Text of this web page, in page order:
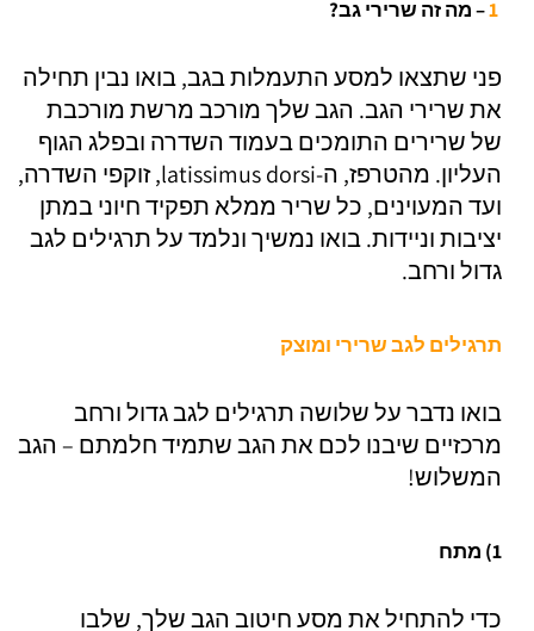
– מה זה שרירי גב?
פני שתצאו למסע התעמלות בגב, בואו נבין תחילה
את שרירי הגב. הגב שלך מורכב מרשת מורכבת
של שרירים התומכים בעמוד השדרה ובפלג הגוף
העליון. מהטרפז, ה-latissimus dorsi, זוקפי השדרה,
ועד המעוינים, כל שריר ממלא תפקיד חיוני במתן
יציבות וניידות. בואו נמשיך ונלמד על תרגילים לגב
גדול ורחב.
תרגילים לגב שרירי ומוצק
בואו נדבר על שלושה תרגילים לגב גדול ורחב
מרכזיים שיבנו לכם את הגב שתמיד חלמתם – הגב
המשלוש!
1) מתח
כדי להתחיל את מסע חיטוב הגב שלך, שלבו